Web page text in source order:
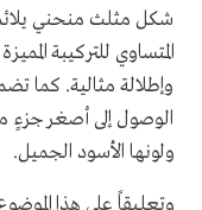
شكل مثلث منحني
المتساوي للتركيبة
وإطلالة مثالية. كما
الوصول إلى أصغر جزءٍ
ولونها الأسود الجميل.